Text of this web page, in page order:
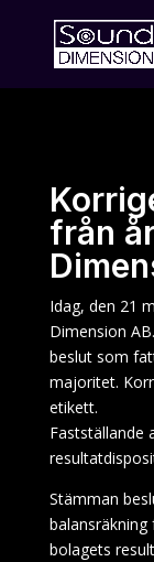
från
Idag, den 21
Dimension
beslut som
majoritet.
etikett.
Fastställande
Stämman
bolagets